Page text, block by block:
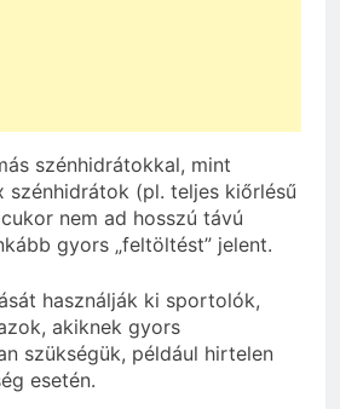
szénhidrátokkal, mint
szénhidrátok (pl. teljes kiőrlésű
nem ad hosszú távú
gyors „feltöltést” jelent.
használják ki sportolók,
akiknek gyors
szükségük, például hirtelen
esetén.